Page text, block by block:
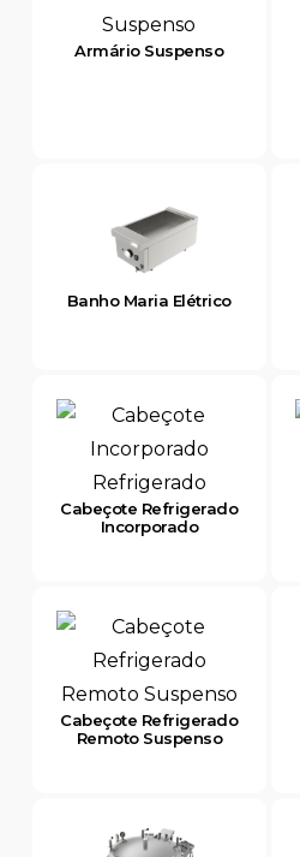
Armário Suspenso
Banho Maria Elétrico
Cabeçote Refrigerado
Incorporado
Cabeçote Refrigerado
Remoto Suspenso